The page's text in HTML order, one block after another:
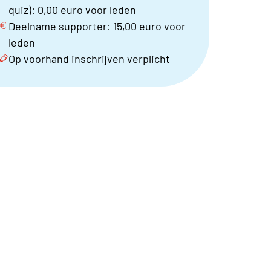
quiz): 0,00 euro voor leden
Deelname supporter: 15,00 euro voor
leden
Op voorhand inschrijven verplicht